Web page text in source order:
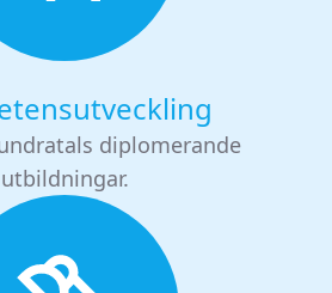
diplomerande
utbildningar.